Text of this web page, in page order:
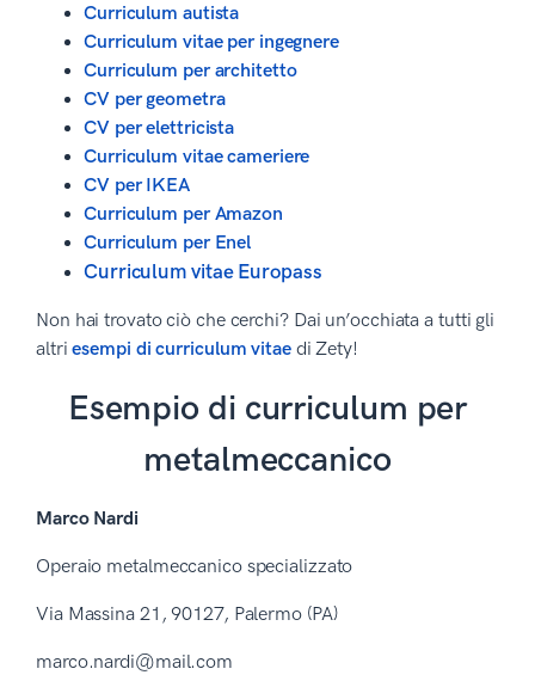
Curriculum autista
Curriculum vitae per ingegnere
Curriculum per architetto
CV per geometra
CV per elettricista
Curriculum vitae cameriere
CV per IKEA
Curriculum per Amazon
Curriculum per Enel
Curriculum vitae Europass
Non hai trovato ciò che cerchi? Dai un’occhiata a tutti gli
altriesempi di curriculum vitaedi Zety!
Esempio di curriculum per
metalmeccanico
Marco Nardi
Operaio metalmeccanico specializzato
Via Massina 21, 90127, Palermo (PA)
marco.nardi@mail.com